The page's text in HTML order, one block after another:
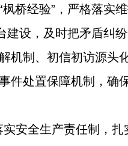
桥经验”，严格落实
建设，及时把矛盾纠
机制、初信初访源头
件处置保障机制，确
实安全生产责任制，扎